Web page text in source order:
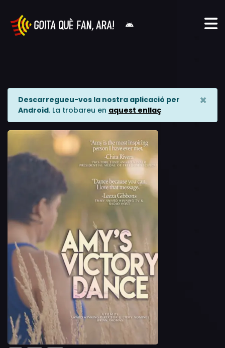
Descarregueu-vos la nostra aplicació per
Android. La trobareu en aquest enllaç
×